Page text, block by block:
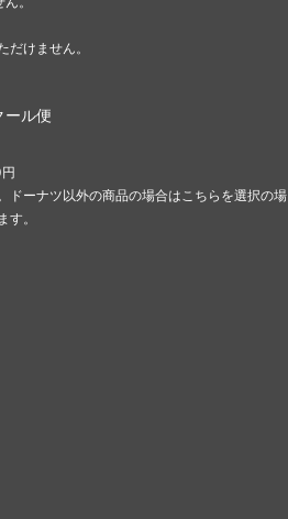
だけません。
ール便
ドーナツ以外の商品の場合はこちらを選択の場
す。